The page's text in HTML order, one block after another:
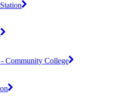
Community College